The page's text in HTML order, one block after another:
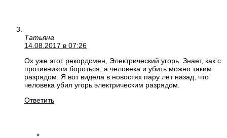
Татьяна
14.08.2017 в 07:26
Ох уже этот рекордсмен, Электрический угорь. Знает, как с
противником бороться, а человека и убить можно таким
разрядом. Я вот видела в новостях пару лет назад, что
человека убил угорь электрическим разрядом.
Ответить